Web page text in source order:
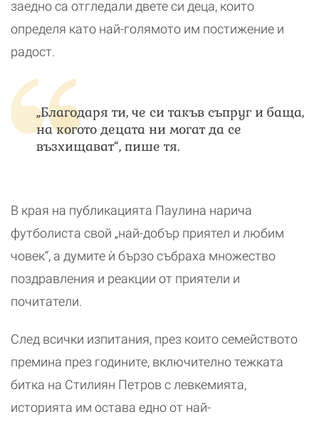
заедно са отгледали двете си деца, които
определя като най-голямото им постижение и
радост.
„Благодаря ти, че си такъв съпруг и баща,
на когото децата ни могат да се
възхищават“, пише тя.
В края на публикацията Паулина нарича
футболиста свой „най-добър приятел и любим
човек“, а думите ѝ бързо събраха множество
поздравления и реакции от приятели и
почитатели.
След всички изпитания, през които семейството
премина през годините, включително тежката
битка на Стилиян Петров с левкемията,
историята им остава едно от най-